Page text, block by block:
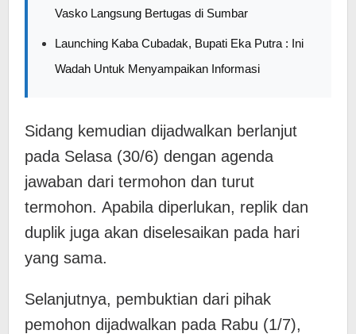
Vasko Langsung Bertugas di Sumbar
Launching Kaba Cubadak, Bupati Eka Putra : Ini
Wadah Untuk Menyampaikan Informasi
Sidang kemudian dijadwalkan berlanjut
pada Selasa (30/6) dengan agenda
jawaban dari termohon dan turut
termohon. Apabila diperlukan, replik dan
duplik juga akan diselesaikan pada hari
yang sama.
Selanjutnya, pembuktian dari pihak
pemohon dijadwalkan pada Rabu (1/7),